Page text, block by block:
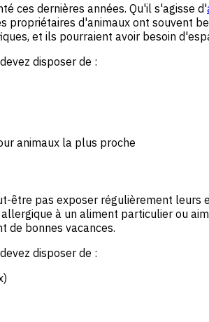
ces dernières années. Qu'il s'agisse d'
propriétaires d'animaux ont souvent
et ils pourraient avoir besoin
disposer de :
animaux la plus proche
être pas exposer régulièrement
à un aliment particulier ou
de bonnes vacances.
disposer de :